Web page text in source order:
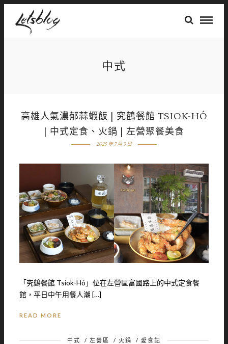
中式
高雄人氣濃郁蒜蝦飯 | 究鶴餐館 TSIOK-HÓ
| 中式定食、火鍋 | 左營聚餐美食
2025 年 7 月 3 日
「究鶴餐館 Tsiok-Hó」位在左營區富國路上的中式定食餐
館，平日中午用餐人潮 […]
READ MORE
中式 / 左營區 / 火鍋 / 愛食記